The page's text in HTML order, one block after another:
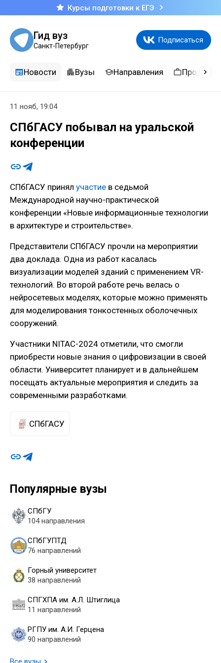
Курсы подготовки к ЕГЭ
Гид вуз
Санкт-Петербург
Подписаться
Новости Вузы Направления
Популярные вузы
СПбГУ
104 направления
СПбГУПТД
76 направлений
Горный университет
38 направлений
СПГХПА им. А.Л. Штиглица
11 направлений
РГПУ им. А.И. Герцена
90 направлений
11 нояб, 19:04
СПбГАСУ побывал на уральской
конференции
СПбГАСУ принял участие в седьмой
Международной научно-практической
конференции «Новые информационные технологии
в архитектуре и строительстве».
Представители СПбГАСУ прочли на мероприятии
два доклада. Одна из работ касалась
визуализации моделей зданий с применением VR-
технологий. Во второй работе речь велась о
нейросетевых моделях, которые можно применять
для моделирования тонкостенных оболочечных
сооружений.
Участники NITAC-2024 отметили, что смогли
приобрести новые знания о цифровизации в своей
области. Университет планирует и в дальнейшем
посещать актуальные мероприятия и следить за
современными разработками.
СПбГАСУ